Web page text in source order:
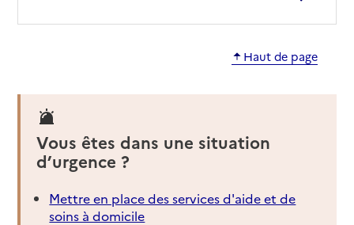
Haut de page
Vous êtes dans une situation
d’urgence ?
Mettre en place des services d'aide et de
soins à domicile